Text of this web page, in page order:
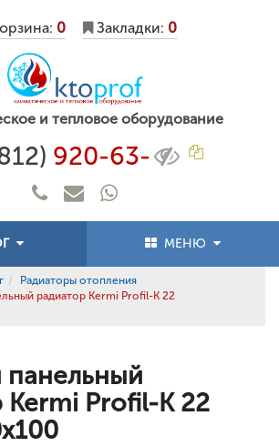
0 Закладки: 0
и тепловое оборудование
920-63-
МЕНЮ
Радиаторы отопления
радиатор Kermi Profil-K 22
панельный
Kermi Profil-K 22